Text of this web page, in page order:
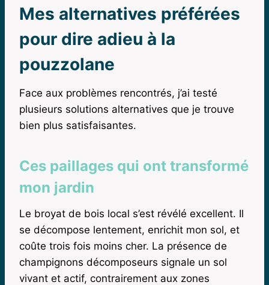
Mes alternatives préférées
pour dire adieu à la
pouzzolane
Face aux problèmes rencontrés, j’ai testé
plusieurs solutions alternatives que je trouve
bien plus satisfaisantes.
Ces paillages qui ont transformé
mon jardin
Le broyat de bois local s’est révélé excellent. Il
se décompose lentement, enrichit mon sol, et
coûte trois fois moins cher. La présence de
champignons décomposeurs signale un sol
vivant et actif, contrairement aux zones